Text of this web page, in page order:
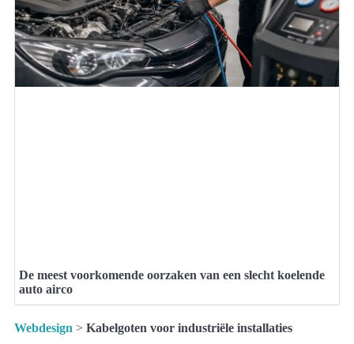
De meest voorkomende oorzaken van een slecht koelende
auto airco
Webdesign > Kabelgoten voor industriële installaties